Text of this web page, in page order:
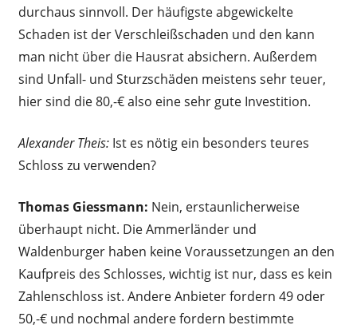
durchaus sinnvoll. Der häufigste abgewickelte
Schaden ist der Verschleißschaden und den kann
man nicht über die Hausrat absichern. Außerdem
sind Unfall- und Sturzschäden meistens sehr teuer,
hier sind die 80,-€ also eine sehr gute Investition.
Alexander Theis: Ist es nötig ein besonders teures
Schloss zu verwenden?
Thomas Giessmann: Nein, erstaunlicherweise
überhaupt nicht. Die Ammerländer und
Waldenburger haben keine Voraussetzungen an den
Kaufpreis des Schlosses, wichtig ist nur, dass es kein
Zahlenschloss ist. Andere Anbieter fordern 49 oder
50,-€ und nochmal andere fordern bestimmte